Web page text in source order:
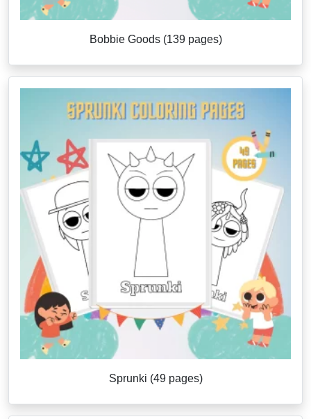
Bobbie Goods (139 pages)
Sprunki (49 pages)